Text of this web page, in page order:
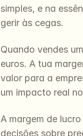
simples, e na
gerir às cegas.
Quando vendes
euros. A tua
valor para a
um impacto real
A margem de
decisões sobre